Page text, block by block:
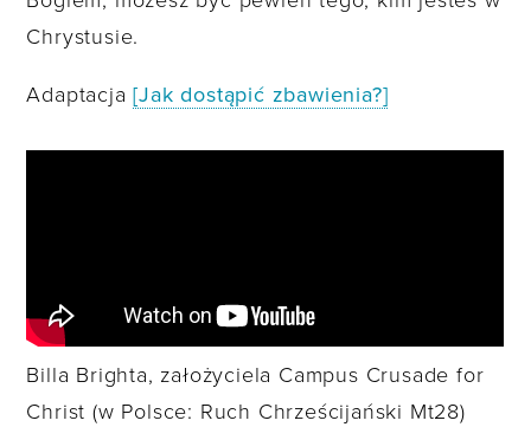
Chrystusie.
Adaptacja[Jak dostąpić zbawienia?]
Billa Brighta, założyciela Campus Crusade for
Christ (w Polsce: Ruch Chrześcijański Mt28)